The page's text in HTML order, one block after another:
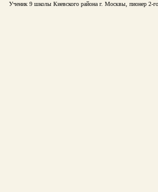
Ученик 9 школы Киевского района г. Москвы, пионер 2-